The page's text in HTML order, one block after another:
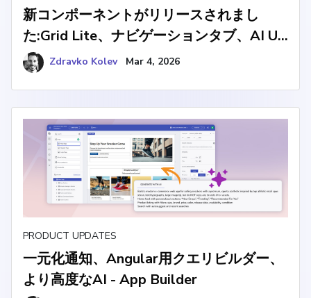
新コンポーネントがリリースされまし
た:Grid Lite、ナビゲーションタブ、AI UX
の改善Zdravko Kolev Mar 4, 2026
PRODUCT UPDATES
一元化通知、Angular用クエリビルダー、
より高度なAI - App Builder